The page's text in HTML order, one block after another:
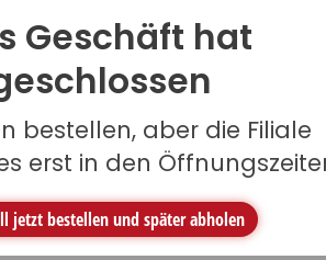
Geschäft hat
bestellen, aber die Filiale
erst in den
jetzt bestellen und später abholen